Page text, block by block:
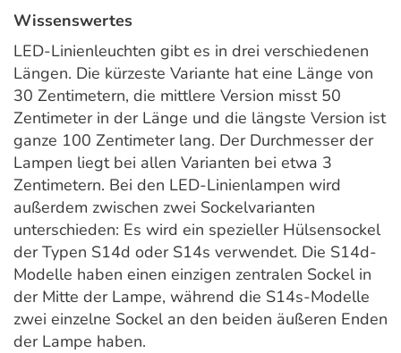
Wissenswertes
LED-Linienleuchten gibt es in drei verschiedenen
Längen. Die kürzeste Variante hat eine Länge von
30 Zentimetern, die mittlere Version misst 50
Zentimeter in der Länge und die längste Version ist
ganze 100 Zentimeter lang. Der Durchmesser der
Lampen liegt bei allen Varianten bei etwa 3
Zentimetern. Bei den LED-Linienlampen wird
außerdem zwischen zwei Sockelvarianten
unterschieden: Es wird ein spezieller Hülsensockel
der Typen S14d oder S14s verwendet. Die S14d-
Modelle haben einen einzigen zentralen Sockel in
der Mitte der Lampe, während die S14s-Modelle
zwei einzelne Sockel an den beiden äußeren Enden
der Lampe haben.